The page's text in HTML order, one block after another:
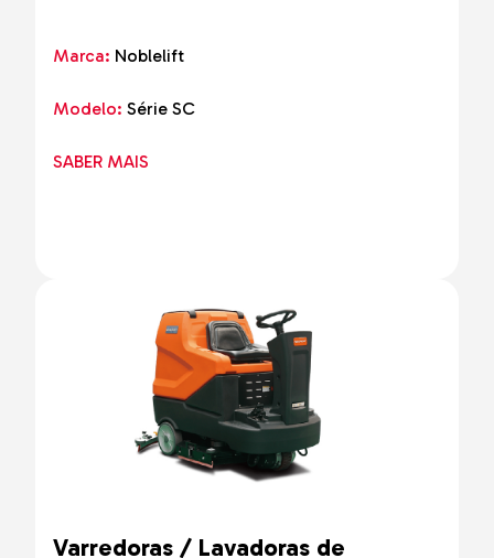
Marca: Noblelift
Modelo: Série SC
SABER MAIS
Varredoras / Lavadoras de